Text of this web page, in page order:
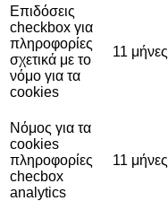
Επιδόσεις
checkbox για
πληροφορίες
σχετικά με το
νόμο για τα
cookies
11 μήνες
Νόμος για τα
cookies
πληροφορίες
checbox
analytics
11 μήνες